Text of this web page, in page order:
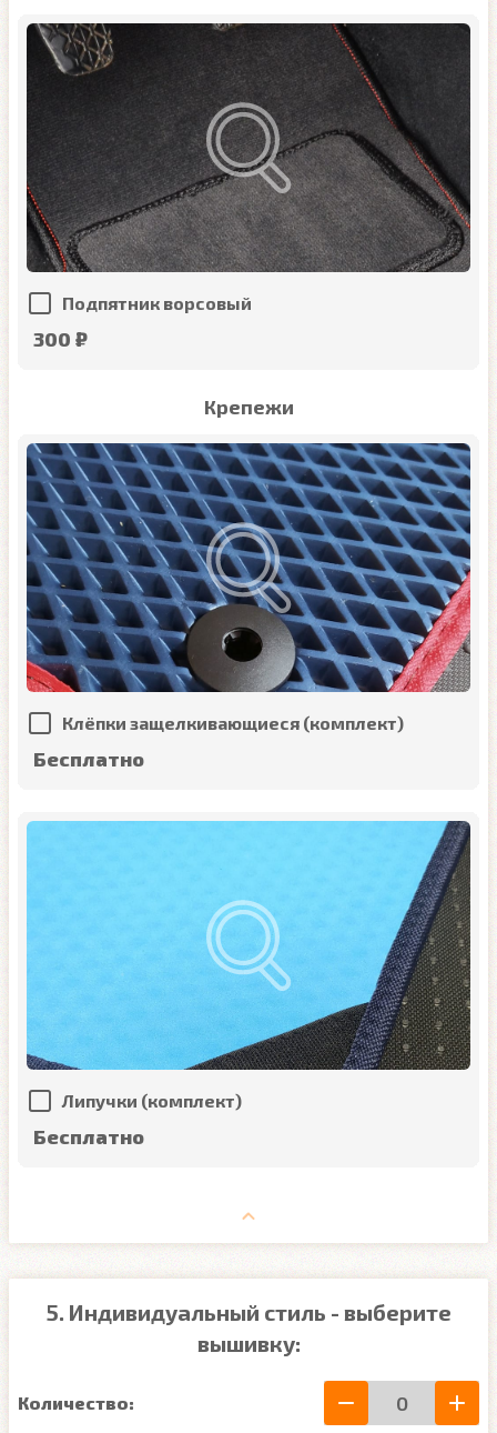
Подпятник ворсовый
300 ₽
Крепежи
Клёпки защелкивающиеся (комплект)
Бесплатно
Липучки (комплект)
Бесплатно
5. Индивидуальный стиль - выберите
вышивку:
Количество: